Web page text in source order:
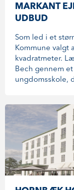
MARKANT
UDBUD
Som led i et
Kommune valgt
kvadratmeter.
Bech gennem
ungdomsskole,